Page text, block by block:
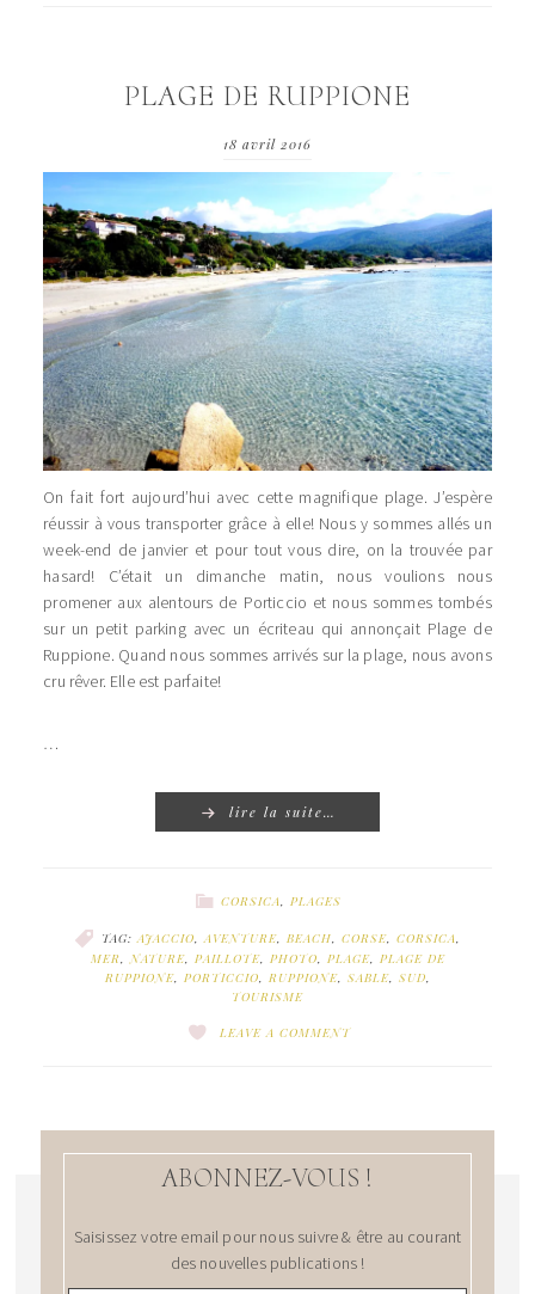
PLAGE DE RUPPIONE
18 avril 2016
On fait fort aujourd’hui avec cette magnifique plage. J’espère
réussir à vous transporter grâce à elle! Nous y sommes allés un
week-end de janvier et pour tout vous dire, on la trouvée par
hasard! C’était un dimanche matin, nous voulions nous
promener aux alentours de Porticcio et nous sommes tombés
sur un petit parking avec un écriteau qui annonçait Plage de
Ruppione. Quand nous sommes arrivés sur la plage, nous avons
cru rêver. Elle est parfaite!
…
lire la suite…
CORSICA, PLAGES
TAG:AJACCIO,AVENTURE, BEACH, CORSE, CORSICA,
MER,NATURE, PAILLOTE, PHOTO, PLAGE, PLAGE DE
RUPPIONE, PORTICCIO, RUPPIONE, SABLE, SUD,
TOURISME
LEAVE A COMMENT
ABONNEZ-VOUS !
Saisissez votre email pour nous suivre & être au courant
des nouvelles publications !